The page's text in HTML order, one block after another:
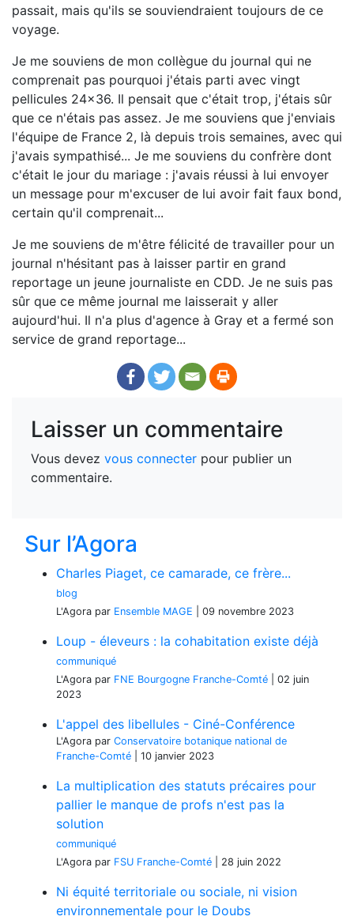
passait, mais qu'ils se souviendraient toujours de ce
voyage.
Je me souviens de mon collègue du journal qui ne
comprenait pas pourquoi j'étais parti avec vingt
pellicules 24x36. Il pensait que c'était trop, j'étais sûr
que ce n'étais pas assez. Je me souviens que j'enviais
l'équipe de France 2, là depuis trois semaines, avec qui
j'avais sympathisé... Je me souviens du confrère dont
c'était le jour du mariage : j'avais réussi à lui envoyer
un message pour m'excuser de lui avoir fait faux bond,
certain qu'il comprenait...
Je me souviens de m'être félicité de travailler pour un
journal n'hésitant pas à laisser partir en grand
reportage un jeune journaliste en CDD. Je ne suis pas
sûr que ce même journal me laisserait y aller
aujourd'hui. Il n'a plus d'agence à Gray et a fermé son
service de grand reportage...
Laisser un commentaire
Vous devez vous connecter pour publier un
commentaire.
Sur l’Agora
Charles Piaget, ce camarade, ce frère...
blog
L'Agora par Ensemble MAGE 09 novembre 2023
Loup - éleveurs : la cohabitation existe déjà
communiqué
L'Agora par FNE Bourgogne Franche-Comté
02 juin
2023
L'appel des libellules - Ciné-Conférence
L'Agora par Conservatoire botanique national de
Franche-Comté
10 janvier 2023
La multiplication des statuts précaires pour
pallier le manque de profs n'est pas la
solution
communiqué
L'Agora par FSU Franche-Comté 28 juin 2022
Ni équité territoriale ou sociale, ni vision
environnementale pour le Doubs